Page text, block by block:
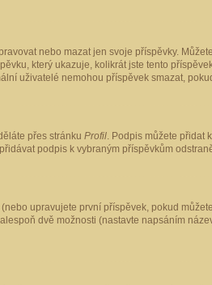
nebo mazat jen svoje příspěvky.
který ukazuje, kolikrát jste tento
uživatelé nemohou příspěvek smazat,
přes stránku Profil. Podpis můžete přidat
podpis k vybraným příspěvkům
upravujete první příspěvek, pokud
dvě možnosti (nastavte napsáním